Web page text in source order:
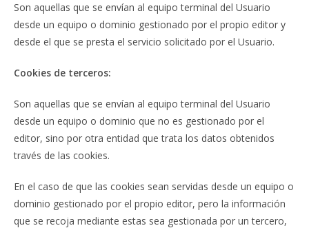
Son aquellas que se envían al equipo terminal del Usuario
desde un equipo o dominio gestionado por el propio editor y
desde el que se presta el servicio solicitado por el Usuario.
Cookies de terceros:
Son aquellas que se envían al equipo terminal del Usuario
desde un equipo o dominio que no es gestionado por el
editor, sino por otra entidad que trata los datos obtenidos
través de las cookies.
En el caso de que las cookies sean servidas desde un equipo o
dominio gestionado por el propio editor, pero la información
que se recoja mediante estas sea gestionada por un tercero,